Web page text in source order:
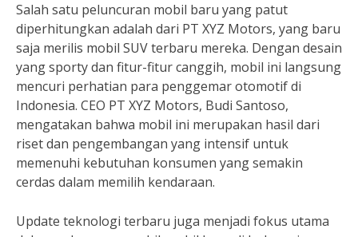
Salah satu peluncuran mobil baru yang patut
diperhitungkan adalah dari PT XYZ Motors, yang baru
saja merilis mobil SUV terbaru mereka. Dengan desain
yang sporty dan fitur-fitur canggih, mobil ini langsung
mencuri perhatian para penggemar otomotif di
Indonesia. CEO PT XYZ Motors, Budi Santoso,
mengatakan bahwa mobil ini merupakan hasil dari
riset dan pengembangan yang intensif untuk
memenuhi kebutuhan konsumen yang semakin
cerdas dalam memilih kendaraan.
Update teknologi terbaru juga menjadi fokus utama